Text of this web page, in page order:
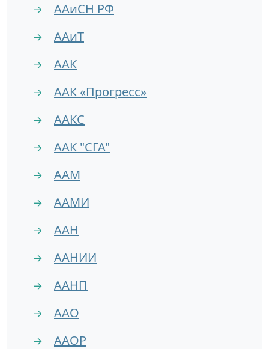
→ ААиСН РФ
→ ААиТ
→ ААК
→ ААК «Прогресс»
→ ААКС
→ ААК "СГА"
→ ААМ
→ ААМИ
→ ААН
→ ААНИИ
→ ААНП
→ ААО
→ ААОР